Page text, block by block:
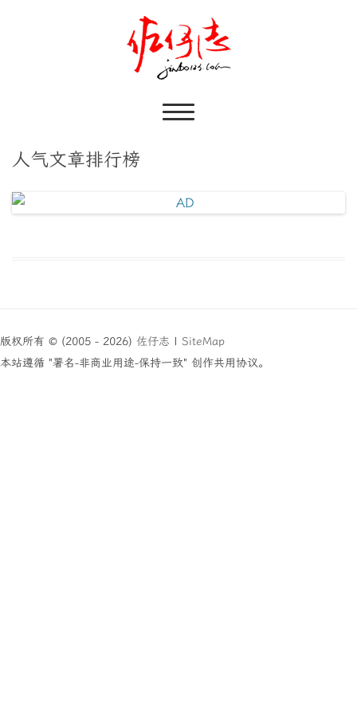
人气文章排行榜
版权所有 © (2005 - 2026) 佐仔志 | SiteMap
本站遵循 "署名-非商业用途-保持一致" 创作共用协议。